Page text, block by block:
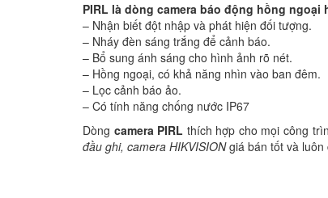
PIRL là dòng camera báo động hồng
– Nhận biết đột nhập và phát hiện đối tượng.
– Nháy đèn sáng trắng để cảnh báo.
– Bổ sung ánh sáng cho hình ảnh rõ nét.
– Hồng ngoại, có khả năng nhìn vào ban đêm.
– Lọc cảnh báo ảo.
– Có tính năng chống nước IP67
Dòng camera PIRL thích hợp cho mọi công
đầu ghi, camera HIKVISIONgiá bán tốt và luôn